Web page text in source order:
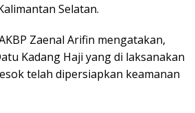
Selatan.
Zaenal Arifin mengatakan,
Kadang Haji yang di laksanakan
telah dipersiapkan keamanan